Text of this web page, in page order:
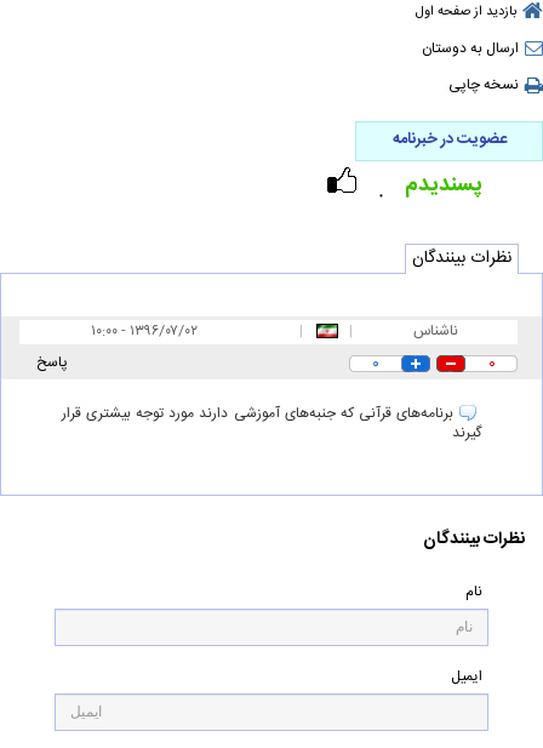
بازدید از صفحه اول
ارسال به دوستان
نسخه چاپی
عضویت در خبرنامه
۰ پسندیدم
نظرات بینندگان
ناشناس |
| ۱۰:۰۰ - ۱۳۹۶/۰۷/۰۲
۰ ۰ پاسخ
برنامه‌های قرآنی که جنبه‌های آموزشی دارند مورد توجه بیشتری قرار
گیرند
نظرات بینندگان
نام
ایمیل